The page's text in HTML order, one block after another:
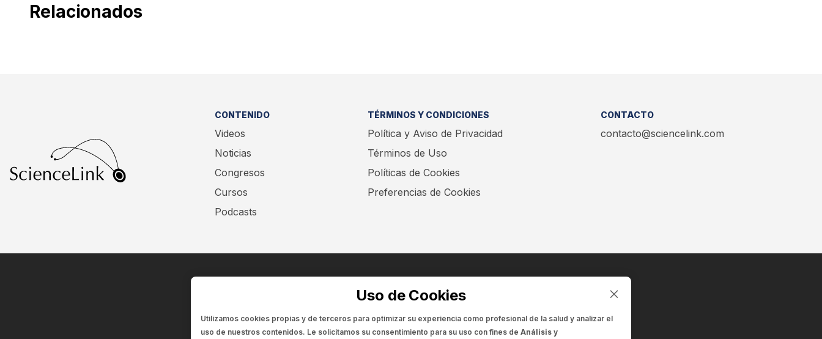
Relacionados
CONTENIDO
Videos
Noticias
Congresos
Cursos
Podcasts
TÉRMINOS Y CONDICIONES
Política y Aviso de Privacidad
Términos de Uso
Políticas de Cookies
Preferencias de Cookies
CONTACTO
contacto@sciencelink.com
ENCUÉNTRANOS EN:
Uso de Cookies
Utilizamos cookies propias y de terceros para optimizar su experiencia como profesional de la salud y analizar el
uso de nuestros contenidos. Le solicitamos su consentimiento para su uso con fines de Análisis y